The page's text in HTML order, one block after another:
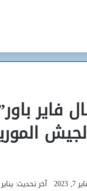
فاير
الجيش
7, 2023 آخر تحديث: يناير 7, 2023